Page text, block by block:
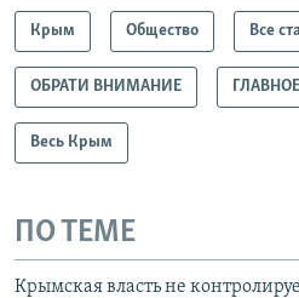
Крым Общество Все
ОБРАТИ ВНИМАНИЕ
Весь Крым
ПО ТЕМЕ
Крымская власть не